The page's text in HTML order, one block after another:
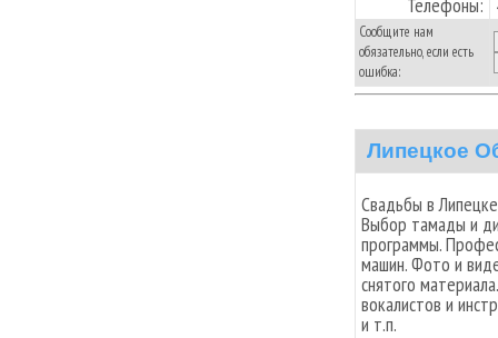
Сообщите нам
обязательно, если есть
ошибка:
Липецкое
Свадьбы в
Выбор тамады и
программы.
машин. Фото и
снятого
вокалистов и
и т.п.